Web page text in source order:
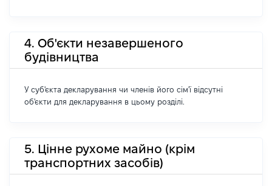
4. Об'єкти незавершеного
будівництва
У суб'єкта декларування чи членів його сім'ї відсутні
об'єкти для декларування в цьому розділі.
5. Цінне рухоме майно (крім
транспортних засобів)